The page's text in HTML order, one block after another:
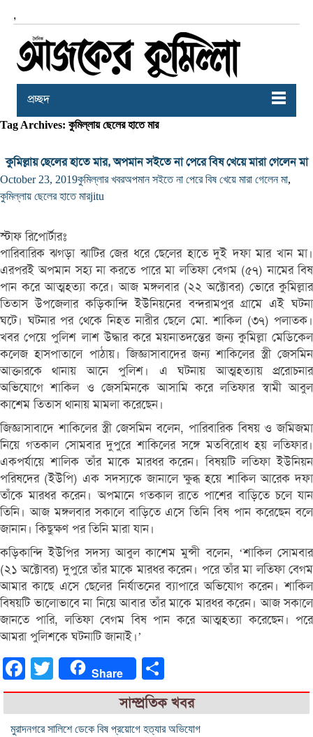
,
প্রচ্ছদ
Tag Archives: কুমিল্লায় ছেলের হাতে মার
কুমিল্লায় ছেলের হাতে মার, অপমান সইতে না পেরে বিষ খেয়ে মারা গেলেন মা
October 23, 2019কুমিল্লার খবরঅপমান সইতে না পেরে বিষ খেয়ে মারা গেলেন মা,
কুমিল্লায় ছেলের হাতে মারjitu
স্টাফ রিপোর্টারঃ
পারিবারিক ঝগড়া ঝাটির জের ধরে ছেলের হাতে দুই দফা মার খান মা।
এরপরই অপমান সহ্য না করতে পারে মা লতিফা বেগম (৫৭) নামের বিষ
পান করে আত্মহত্যা করে। আজ মঙ্গলবার (২২ অক্টোবর) ভোরে কুমিল্লার
তিতাস উপজেলার কড়িকান্দি ইউনিয়নের বন্দরামপুর গ্রামে এই ঘটনা
ঘটে। ঘটনার পর থেকে নিহত নারীর ছেলে মো. শাকিল (৩৭) পলাতক।
খবর পেয়ে পুলিশ লাশ উদ্ধার করে ময়নাতদন্তের জন্য কুমিল্লা মেডিকেল
কলেজ হাসপাতালে পাঠায়। জিজ্ঞাসাবাদের জন্য শাকিলের স্ত্রী জেসমিন
আক্তারকে থানায় আনে পুলিশ। এ ঘটনায় আত্মহত্যায় প্ররোচনার
অভিযোগে শাকিল ও জেসমিনকে আসামি করে লতিফার স্বামী আবুল
কাশেম তিতাস থানায় মামলা করেছেন।
জিজ্ঞাসাবাদে শাকিলের স্ত্রী জেসমিন বলেন, পারিবারিক বিষয় ও জমিজমা
নিয়ে গতকাল সোমবার দুপুরে শাকিলের সঙ্গে মতবিরোধ হয় লতিফার।
একপর্যায়ে শালিক তাঁর মাকে মারধর করেন। বিষয়টি লতিফা ইউনিয়ন
পরিষদের (ইউপি) এক সদস্যকে জানালে ক্ষুব্ধ হয়ে শাকিল আরেক দফা
তাঁকে মারধর করেন। অপমানে গতকাল রাতে পাশের বাড়িতে চলে যান
তিনি। আজ মঙ্গলবার সকালে বাড়িতে এসে তিনি বিষ পান করেছেন বলে
জানান। কিছুক্ষণ পর তিনি মারা যান।
কড়িকান্দি ইউপির সদস্য আবুল কাশেম মুন্সী বলেন, ‘শাকিল সোমবার
(২১ অক্টোবর) দুপুরে তাঁর মাকে মারধর করেন। পরে তাঁর মা লতিফা বেগম
আমার কাছে এসে ছেলের নির্যাতনের ব্যাপারে অভিযোগ করেন। শাকিল
বিষয়টি ভালোভাবে না নিয়ে আবার তাঁর মাকে মারধর করেন। আজ সকালে
জানতে পারি, লতিফা বেগম বিষ পান করে আত্মহত্যা করেছেন। পরে
আমরা পুলিশকে ঘটনাটি জানাই।’
FacebookTwitter Share
সাম্প্রতিক খবর
মুরাদনগরে সালিশে ডেকে বিষ প্রয়োগে হত্যার অভিযোগ